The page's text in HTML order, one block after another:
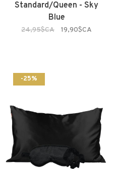
Standard/Queen - Sky
Blue
24,95$CA 19,90$CA
-25%